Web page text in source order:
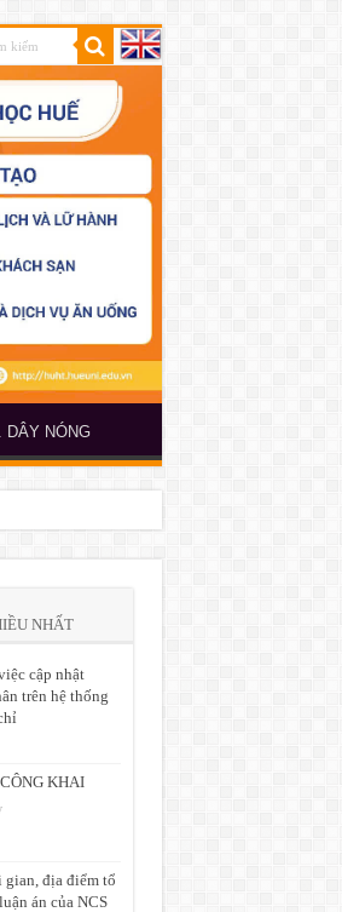
DÂY NÓNG
NHẤT
cập nhật
trên hệ thống
KHAI
địa điểm tổ
án của NCS